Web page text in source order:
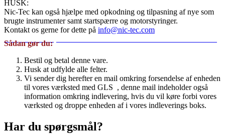
HUSK:
Nic-Tec kan også hjælpe med opkodning og tilpasning af nye som
brugte instrumenter samt startspærre og motorstyringer.
Kontakt os gerne for dette på info@nic-tec.com
14/851/500/80 , 0903/710/9903 46753574 9 90689 60.6307.990.9
Sådan gør du:
Bestil og betal denne vare.
Husk at udfylde alle felter.
Vi sender dig herefter en mail omkring forsendelse af enheden
til vores værksted med GLS , denne mail indeholder også
information omkring indlevering, hvis du vil køre forbi vores
værksted og droppe enheden af i vores indleverings boks.
Har du spørgsmål?